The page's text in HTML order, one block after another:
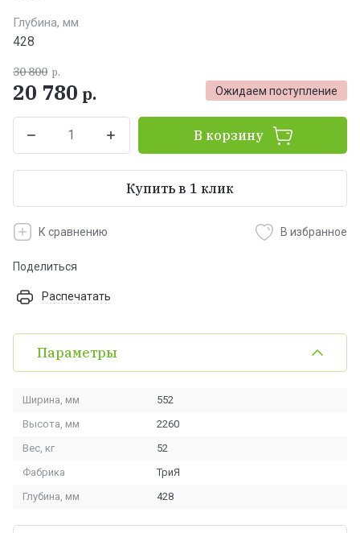
Глубина, мм
428
Ожидаем поступление
30 800 р.
20 780 р.
В корзину
Купить в 1 клик
К сравнению В избранное
Поделиться
Распечатать
Параметры
Ширина, мм
552
Высота, мм
2260
Вес, кг
52
Фабрика
ТриЯ
Глубина, мм
428